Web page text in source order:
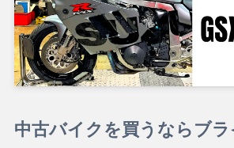
中古バイクを買うならブ